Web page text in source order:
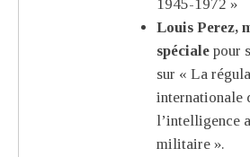
1945-1972 »
Louis Perez,
spécialepour
sur « La
internationale
l’intelligence
militaire ».